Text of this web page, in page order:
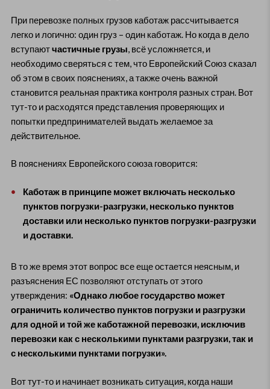
При перевозке полных грузов каботаж рассчитывается
легко и логично: один груз – один каботаж. Но когда в дело
вступаютчастичные грузы , всё усложняется, и
необходимо сверяться с тем, что Европейский Союз сказал
об этом в своих пояснениях, а также очень важной
становится реальная практика контроля разных стран. Вот
тут-то и расходятся представления проверяющих и
попытки предпринимателей выдать желаемое за
действительное.
В пояснениях Европейского союза говорится:
Каботаж в принципе может включать несколько
пунктов погрузки-разгрузки, несколько пунктов
доставки или несколько пунктов погрузки-разгрузки
и доставки.
В то же время этот вопрос все еще остается неясным, и
разъяснения ЕС позволяют отступать от этого
утверждения: «Однако любое государство может
ограничить количество пунктов погрузки и разгрузки
для одной и той же каботажной перевозки, исключив
перевозки как с несколькими пунктами разгрузки, так и
с несколькими пунктами погрузки».
Вот тут-то и начинает возникать ситуация, когда наши